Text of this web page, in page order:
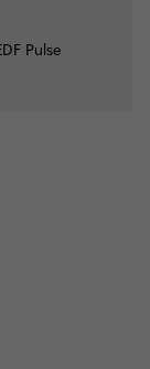
Pulse